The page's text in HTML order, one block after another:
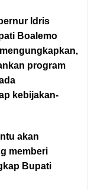
Idris
Boalemo
program
kebijakan-
akan
memberi
Bupati